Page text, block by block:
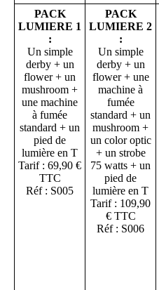
PACK
LUMIERE 1
:
Un simple
derby + un
flower + un
mushroom +
une machine
à fumée
standard + un
pied de
lumière en T
Tarif : 69,90 €
TTC
Réf : S005
PACK
LUMIERE 2
:
Un simple
derby + un
flower + une
machine à
fumée
standard + un
mushroom +
un color optic
+ un strobe
75 watts + un
pied de
lumière en T
Tarif : 109,90
€ TTC
Réf : S006